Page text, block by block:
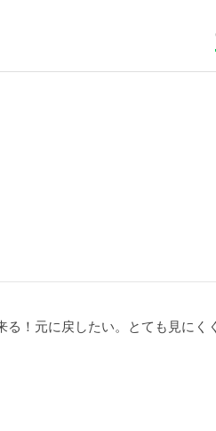
！元に戻したい。とても見にく